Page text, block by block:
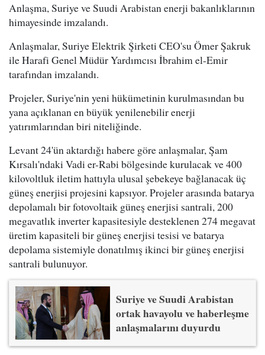
Anlaşma, Suriye ve Suudi Arabistan enerji bakanlıklarının
himayesinde imzalandı.
Anlaşmalar, Suriye Elektrik Şirketi CEO'su Ömer Şakruk
ile Harafi Genel Müdür Yardımcısı İbrahim el-Emir
tarafından imzalandı.
Projeler, Suriye'nin yeni hükümetinin kurulmasından bu
yana açıklanan en büyük yenilenebilir enerji
yatırımlarından biri niteliğinde.
Levant 24'ün aktardığı habere göre anlaşmalar, Şam
Kırsalı'ndaki Vadi er-Rabi bölgesinde kurulacak ve 400
kilovoltluk iletim hattıyla ulusal şebekeye bağlanacak üç
güneş enerjisi projesini kapsıyor. Projeler arasında batarya
depolamalı bir fotovoltaik güneş enerjisi santrali, 200
megavatlık inverter kapasitesiyle desteklenen 274 megavat
üretim kapasiteli bir güneş enerjisi tesisi ve batarya
depolama sistemiyle donatılmış ikinci bir güneş enerjisi
santrali bulunuyor.
Suriye ve Suudi Arabistan
ortak havayolu ve haberleşme
anlaşmalarını duyurdu